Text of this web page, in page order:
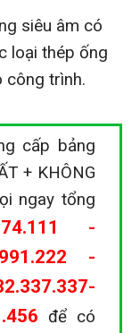
siêu âm có
loại thép ống
công trình.
cấp bảng
+ KHÔNG
ngay tổng
-
-
-
để có